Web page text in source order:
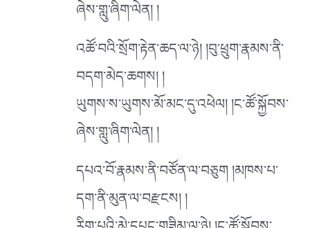
ཞེས་གླུ་ཞིག་ལེན། །
འཚོ་བའི་སྲོག་རྟེན་ཆད་ལ་ཉེ། །བུ་ཕྲུག་རྣམས་ནི་
བདག་མེད་ཆགས། །
ཡུགས་ས་ཡུགས་མོ་མང་དུ་འཕེལ། །ང་ཚོ་སྐྱོབས་
ཞེས་གླུ་ཞིག་ལེན། །
དཔའ་བོ་རྣམས་ནི་བཙོན་ལ་བཅུག །མཁས་པ་
དག་ནི་མུན་ལ་བརྫངས། །